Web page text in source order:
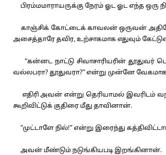
பிரம்மமாராயருக்கு நேரம் ஓட ஓட எந்த ஒரு
காஞ்சிக் கோட்டைக் காவலன் ஒருவன்
அசைத்தாரே தவிர, உற்சாகமாக எதுவும்
“கன்னட நாட்டு சிவாசாரியரின் தூதுவர்
வல்லபரா? தூதுவரா?” என்று முன்னே
எதிரி அவன் என்று தெரியாமல் இவரிடம்
கூறிவிட்டுக் குதிரை மீது தாவினான்.
“முட்டாளே நில்!” என்று இரைந்து
அவன் மீண்டும் நடுங்கியபடி இறங்கினான்.